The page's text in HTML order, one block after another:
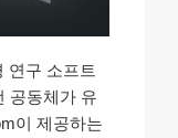
연구 소프트
공동체가 유
이 제공하는